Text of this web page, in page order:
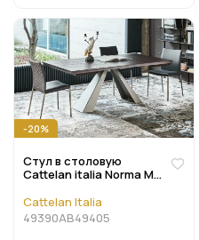
-20%
Стул в столовую
Cattelan italia Norma ML
Cattelan Italia
49390AB49405